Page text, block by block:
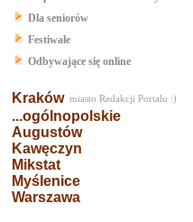
Dla seniorów
Festiwale
Odbywające się online
Kraków miasto Redakcji Portalu :)
...ogólnopolskie
Augustów
Kawęczyn
Mikstat
Myślenice
Warszawa